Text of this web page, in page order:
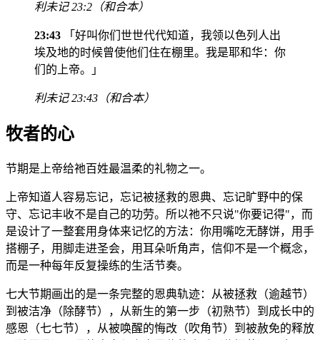
利未记 23:2（和合本）
23:43 「好叫你们世世代代知道，我领以色列人出
埃及地的时候曾使他们住在棚里。我是耶和华：你
们的上帝。」
利未记 23:43（和合本）
牧者的心
节期是上帝给祂百姓最温柔的礼物之一。
上帝知道人容易忘记，忘记被拯救的恩典、忘记旷野中的保
守、忘记丰收不是自己的功劳。所以祂不只说"你要记得"，而
是设计了一整套用身体来记忆的方法：你用嘴吃无酵饼，用手
搭棚子，用脚走进圣会，用耳朵听角声，信仰不是一个概念，
而是一种每年反复操练的生活节奏。
七大节期画出的是一条完整的恩典轨迹：从被拯救（逾越节）
到被洁净（除酵节），从新生的第一步（初熟节）到成长中的
感恩（七七节），从被唤醒的悔改（吹角节）到被赦免的释放